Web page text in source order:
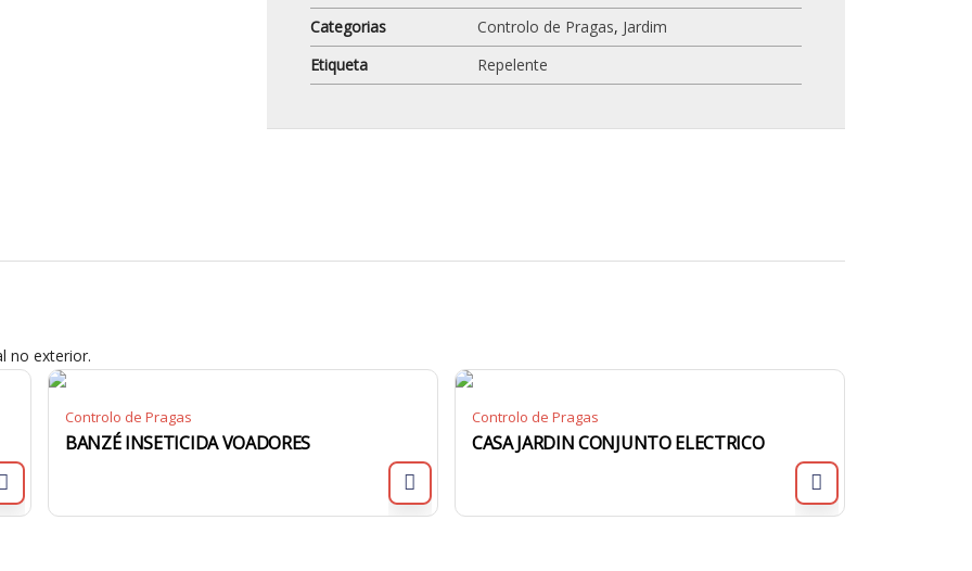
Categorias
Controlo de Pragas, Jardim
Etiqueta
Repelente
no exterior.
Controlo de Pragas
BANZÉ INSETICIDA VOADORES
Controlo de Pragas
CASA JARDIN CONJUNTO ELECTRICO